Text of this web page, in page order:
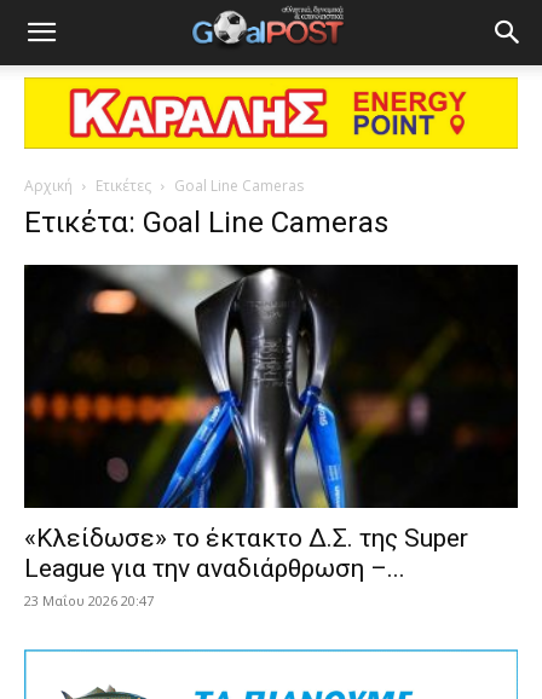
Αρχική Ετικέτες Goal Line Cameras
Ετικέτα: Goal Line Cameras
«Κλείδωσε» το έκτακτο Δ.Σ. της Super
League για την αναδιάρθρωση –...
23 Μαΐου 2026 20:47